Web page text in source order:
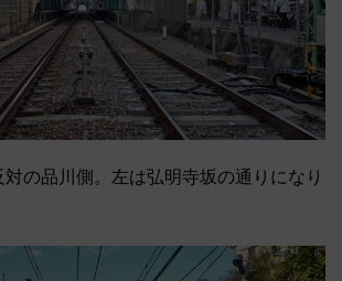
対の品川側。左は弘明寺坂の通りになり